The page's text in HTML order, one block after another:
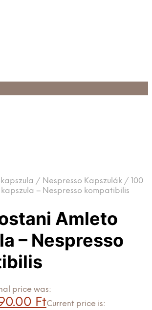
/ Nespresso Kapszulák / 100
– Nespresso kompatibilis
Amleto
– Nespresso
price was:
FtCurrent price is: